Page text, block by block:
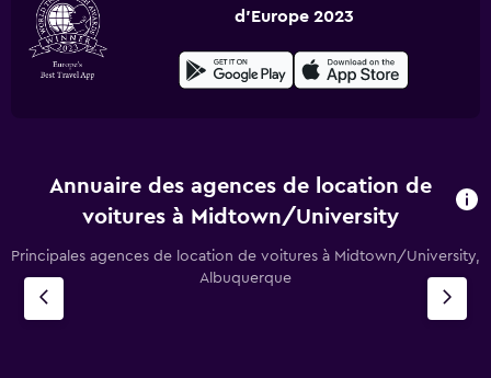
d'Europe 2023
Annuaire des agences de location de
voitures à Midtown/University
Principales agences de location de voitures à Midtown/University,
Albuquerque